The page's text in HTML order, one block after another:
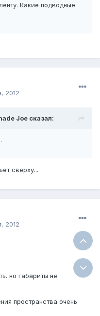
Какие подводные
2012
Joe сказал:
сверху...
2012
но габариты не
пространства очень